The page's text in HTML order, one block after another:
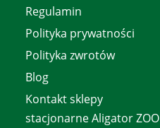
Regulamin
Polityka prywatności
Polityka zwrotów
Blog
Kontakt sklepy
stacjonarne Aligator ZOO